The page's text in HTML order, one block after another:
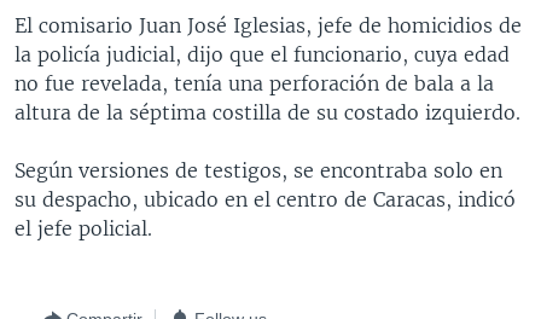
PERÚ
ECUADOR
VENEZUELA
BRASIL
GUATEMALA
HONDURAS
NICARAGUA
LIBERTAD DE PRENSA
MUNDO
ECONOMÍA
ENTRETENIMIENTO Y CULTURA
TECNOLOGÍA
LIBERTAD DE PRENSA
UCRANIA
MULTIMEDIA
VIDEOS
FOTOGRAFÍA
PROGRAMAS TV
EL MUNDO AL DÍA
RADIO
El comisario Juan José Iglesias, jefe de homicidios de
la policía judicial, dijo que el funcionario, cuya edad
no fue revelada, tenía una perforación de bala a la
altura de la séptima costilla de su costado izquierdo.
Según versiones de testigos, se encontraba solo en
su despacho, ubicado en el centro de Caracas, indicó
el jefe policial.